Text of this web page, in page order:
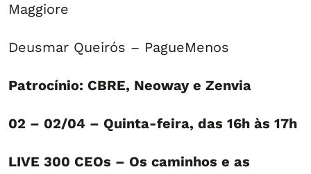
Maggiore
Deusmar Queirós – PagueMenos
Patrocínio: CBRE, Neoway e Zenvia
02 – 02/04 – Quinta-feira, das 16h às 17h
LIVE 300 CEOs – Os caminhos e as